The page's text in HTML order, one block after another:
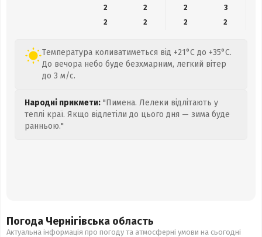
2
2 2
3
2
2 2 2
Температура коливатиметься від +21°C до +35°C.
До вечора небо буде безхмарним, легкий вітер
до 3 м/с.
Народні прикмети: "Пимена. Лелеки відлітають у
теплі краї. Якщо відлетіли до цього дня — зима буде
ранньою."
Погода Чернігівська область
Актуальна інформація про погоду та атмосферні умови на сьогодні